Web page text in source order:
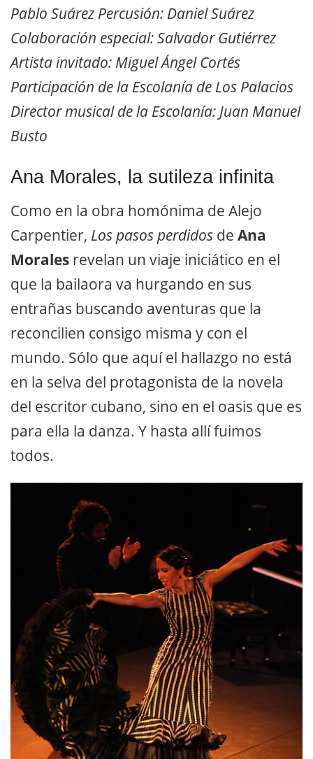
Pablo Suárez Percusión: Daniel Suárez
Colaboración especial: Salvador Gutiérrez
Artista invitado: Miguel Ángel Cortés
Participación de la Escolanía de Los Palacios
Director musical de la Escolanía: Juan Manuel
Busto
Ana Morales, la sutileza infinita
Como en la obra homónima de Alejo
Carpentier, Los pasos perdidos de Ana
Morales revelan un viaje iniciático en el
que la bailaora va hurgando en sus
entrañas buscando aventuras que la
reconcilien consigo misma y con el
mundo. Sólo que aquí el hallazgo no está
en la selva del protagonista de la novela
del escritor cubano, sino en el oasis que es
para ella la danza. Y hasta allí fuimos
todos.